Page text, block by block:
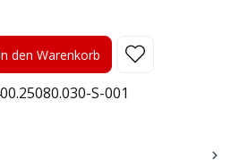
gewünschten Wert ein oder benutze
den Warenkorb
S-001